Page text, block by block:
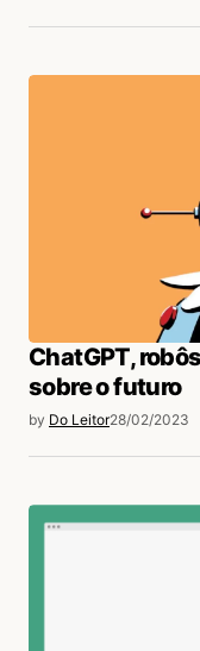
ChatGPT,
sobre o futuro
by Do Leitor28/02/2023